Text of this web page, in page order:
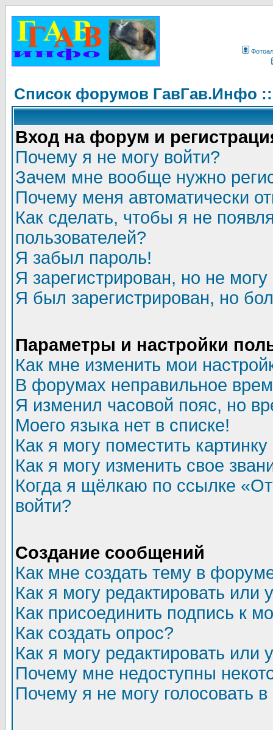
Список форумов ГавГав.Инфо
Вход на форум и
Почему я не могу войти?
Зачем мне вообще нужно
Почему меня автоматически
Как сделать, чтобы я не
пользователей?
Я забыл пароль!
Я зарегистрирован, но не могу
Я был зарегистрирован, но
Параметры и настройки
Как мне изменить мои
В форумах неправильное
Я изменил часовой пояс, но
Моего языка нет в списке!
Как я могу поместить
Как я могу изменить свое
Когда я щёлкаю по ссылке
войти?
Создание сообщений
Как мне создать тему в
Как я могу редактировать или
Как присоединить подпись к
Как создать опрос?
Как я могу редактировать или
Почему мне недоступны
Почему я не могу голосовать